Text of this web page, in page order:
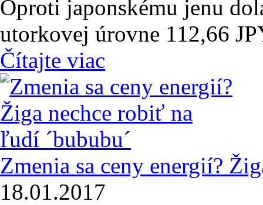
Oproti japonskému jenu
utorkovej úrovne 112,66
Čítajte viac
Zmenia sa ceny energií?
18.01.2017